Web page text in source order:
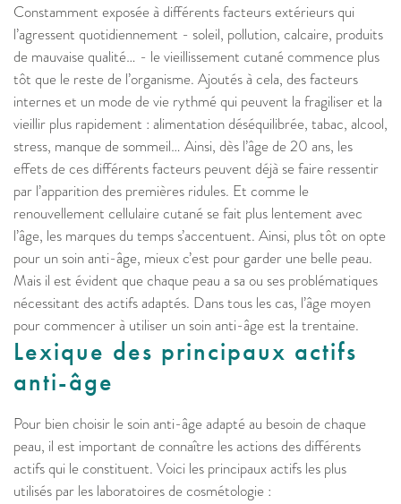
Constamment exposée à différents facteurs extérieurs qui
l’agressent quotidiennement - soleil, pollution, calcaire, produits
de mauvaise qualité… - le vieillissement cutané commence plus
tôt que le reste de l’organisme. Ajoutés à cela, des facteurs
internes et un mode de vie rythmé qui peuvent la fragiliser et la
vieillir plus rapidement : alimentation déséquilibrée, tabac, alcool,
stress, manque de sommeil… Ainsi, dès l’âge de 20 ans, les
effets de ces différents facteurs peuvent déjà se faire ressentir
par l’apparition des premières ridules. Et comme le
renouvellement cellulaire cutané se fait plus lentement avec
l’âge, les marques du temps s’accentuent. Ainsi, plus tôt on opte
pour un soin anti-âge, mieux c’est pour garder une belle peau.
Mais il est évident que chaque peau a sa ou ses problématiques
nécessitant des actifs adaptés. Dans tous les cas, l’âge moyen
pour commencer à utiliser un soin anti-âge est la trentaine.
Lexique des principaux actifs
anti-âge
Pour bien choisir le soin anti-âge adapté au besoin de chaque
peau, il est important de connaître les actions des différents
actifs qui le constituent. Voici les principaux actifs les plus
utilisés par les laboratoires de cosmétologie :